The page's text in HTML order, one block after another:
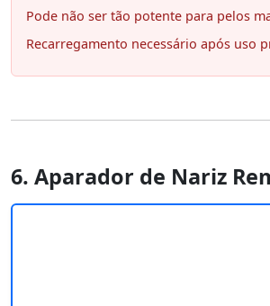
Pode não ser tão potente para pelos
Recarregamento necessário após uso
6. Aparador de Nariz